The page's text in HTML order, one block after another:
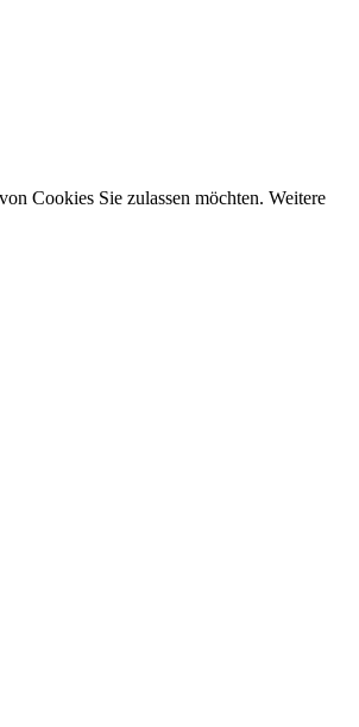
Cookies Sie zulassen möchten. Weitere